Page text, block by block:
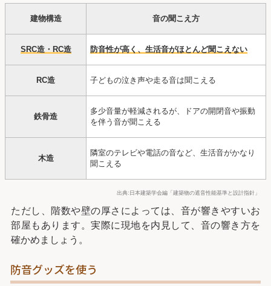
建物構造 音の聞こえ方
SRC造・RC造 防音性が高く、生活音がほとんど聞こえない
RC造 子どもの泣き声や走る音は聞こえる
鉄骨造
多少音量が軽減されるが、ドアの開閉音や振動
を伴う音が聞こえる
木造
隣室のテレビや電話の音など、生活音がかなり
聞こえる
出典:日本建築学会編「建築物の遮音性能基準と設計指針」
ただし、階数や壁の厚さによっては、音が響きやすいお
部屋もあります。実際に現地を内見して、音の響き方を
確かめましょう。
防音グッズを使う